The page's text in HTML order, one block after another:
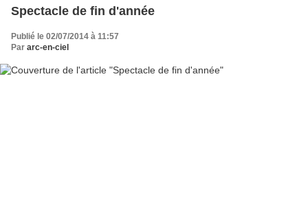
Spectacle de fin d'année
Publié le 02/07/2014 à 11:57
Par arc-en-ciel